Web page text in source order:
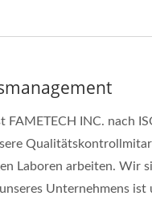
FAMETECH INC. nach
Laboren arbeiten. Wir
Unternehmens